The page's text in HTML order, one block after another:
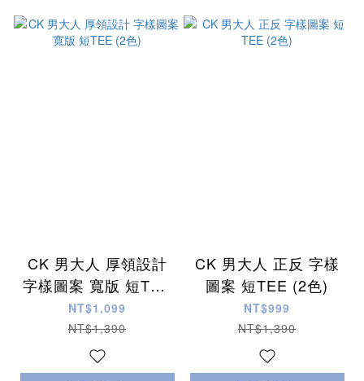
CK 男大人 厚領設計
字樣圖案 寬版 短TEE
(2色)
NT$1,099
NT$1,390
CK 男大人 正反 字樣
圖案 短TEE (2色)
NT$999
NT$1,390